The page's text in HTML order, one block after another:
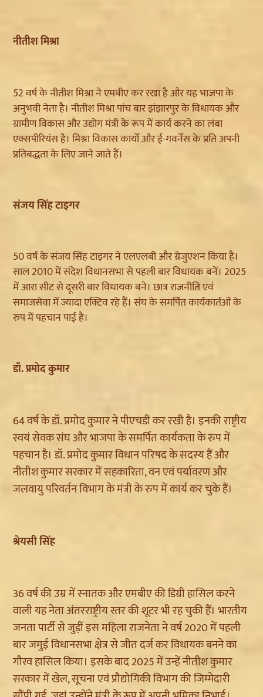
नीतीश मिश्रा
52 वर्ष के नीतीश मिश्रा ने एमबीए कर रखा है और यह भाजपा के
अनुभवी नेता है। नीतीश मिश्रा पांच बार झंझारपुर के विधायक और
ग्रामीण विकास और उद्योग मंत्री के रूप में कार्य करने का लंबा
एक्सपीरियंस है। मिश्रा विकास कार्यों और ई-गवर्नेंस के प्रति अपनी
प्रतिबद्धता के लिए जाने जाते हैं।
संजय सिंह टाइगर
50 वर्ष के संजय सिंह टाइगर ने एलएलबी और ग्रेजुएशन किया है।
साल 2010 में संदेश विधानसभा से पहली बार विधायक बनें। 2025
में आरा सीट से दूसरी बार विधायक बने। छात्र राजनीति एवं
समाजसेवा में ज्यादा एक्टिव रहे हैं। संघ के समर्पित कार्यकार्तओं के
रुप में पहचान पाई है।
डॉ. प्रमोद कुमार
64 वर्ष के डॉ. प्रमोद कुमार ने पीएचडी कर रखी है। इनकी राष्ट्रीय
स्वयं सेवक संघ और भाजपा के समर्पित कार्यकता के रुप में
पहचान है। डॉ. प्रमोद कुमार विधान परिषद के सदस्य हैं और
नीतीश कुमार सरकार में सहकारिता, वन एवं पर्यावरण और
जलवायु परिवर्तन विभाग के मंत्री के रुप में कार्य कर चुके हैं।
श्रेयसी सिंह
36 वर्ष की उम्र में स्नातक और एमबीए की डिग्री हासिल करने
वाली यह नेता अंतरराष्ट्रीय स्तर की शूटर भी रह चुकी हैं। भारतीय
जनता पार्टी से जुड़ीं इस महिला राजनेता ने वर्ष 2020 में पहली
बार जमुई विधानसभा क्षेत्र से जीत दर्ज कर विधायक बनने का
गौरव हासिल किया। इसके बाद 2025 में उन्हें नीतीश कुमार
सरकार में खेल, सूचना एवं प्रौद्योगिकी विभाग की जिम्मेदारी